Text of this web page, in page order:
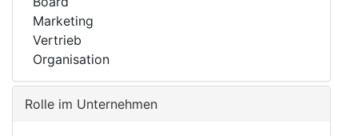
Marketing
Vertrieb
Organisation
Rolle im Unternehmen